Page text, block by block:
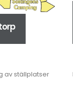
av ställplatser